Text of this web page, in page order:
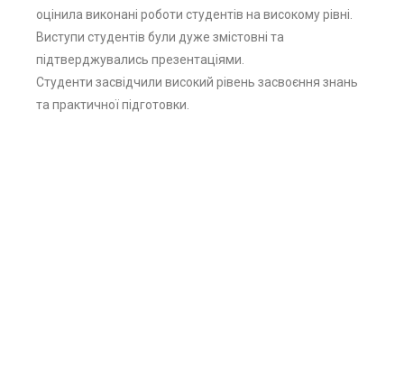
оцінила виконані роботи студентів на високому рівні.
Виступи студентів були дуже змістовні та
підтверджувались презентаціями.
Студенти засвідчили високий рівень засвоєння знань
та практичної підготовки.